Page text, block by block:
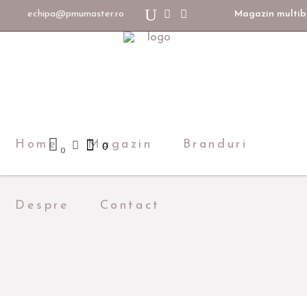
echipa@pmumaster.ro Magazin
Home Magazin Branduri
Despre Contact
0 0